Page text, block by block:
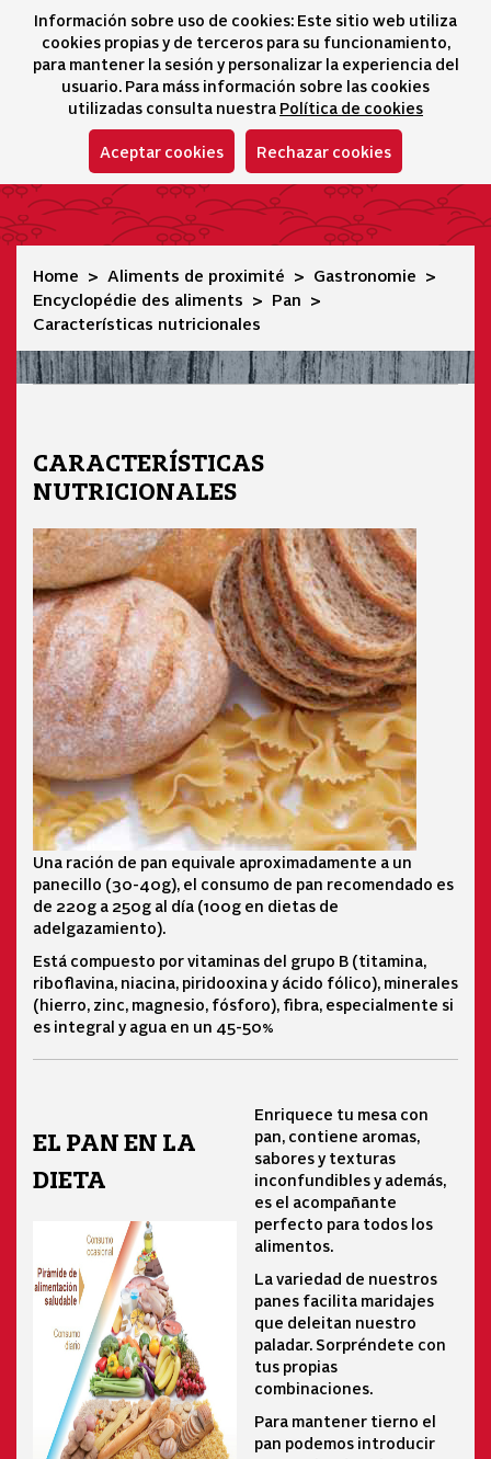
Información sobre uso de cookies: Este sitio web utiliza
cookies propias y de terceros para su funcionamiento,
para mantener la sesión y personalizar la experiencia del
usuario. Para máss información sobre las cookies
utilizadas consulta nuestra Política de cookies
Aceptar cookies Rechazar cookies
Sélecteur de
icono
Características nutricionales
Home Aliments de proximité
Gastronomie
Encyclopédie des aliments
Pan
Características nutricionales
CARACTERÍSTICAS
NUTRICIONALES
Una ración de pan equivale aproximadamente a un
panecillo (30-40g), el consumo de pan recomendado es
de 220g a 250g al día (100g en dietas de
adelgazamiento).
Está compuesto por vitaminas del grupo B (titamina,
riboflavina, niacina, piridooxina y ácido fólico), minerales
(hierro, zinc, magnesio, fósforo), fibra, especialmente si
es integral y agua en un 45-50%
EL PAN EN LA
DIETA
Enriquece tu mesa con
pan, contiene aromas,
sabores y texturas
inconfundibles y además,
es el acompañante
perfecto para todos los
alimentos.
La variedad de nuestros
panes facilita maridajes
que deleitan nuestro
paladar. Sorpréndete con
tus propias
combinaciones.
Para mantener tierno el
pan podemos introducir